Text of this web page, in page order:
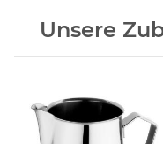
Unsere